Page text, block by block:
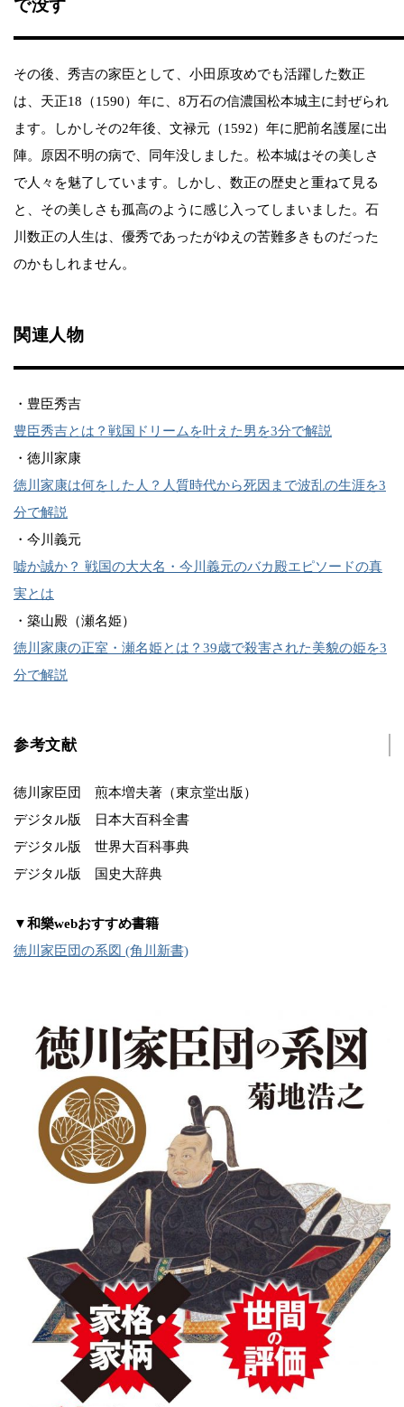
で没す
その後、秀吉の家臣として、小田原攻めでも活躍した数正
は、天正18（1590）年に、8万石の信濃国松本城主に封ぜられ
ます。しかしその2年後、文禄元（1592）年に肥前名護屋に出
陣。原因不明の病で、同年没しました。松本城はその美しさ
で人々を魅了しています。しかし、数正の歴史と重ねて見る
と、その美しさも孤高のように感じ入ってしまいました。石
川数正の人生は、優秀であったがゆえの苦難多きものだった
のかもしれません。
関連人物
・豊臣秀吉
豊臣秀吉とは？戦国ドリームを叶えた男を3分で解説
・徳川家康
徳川家康は何をした人？人質時代から死因まで波乱の生涯を3
分で解説
・今川義元
嘘か誠か？ 戦国の大大名・今川義元のバカ殿エピソードの真
実とは
・築山殿（瀬名姫）
徳川家康の正室・瀬名姫とは？39歳で殺害された美貌の姫を3
分で解説
参考文献
徳川家臣団 煎本増夫著（東京堂出版）
デジタル版 日本大百科全書
デジタル版 世界大百科事典
デジタル版 国史大辞典
▼和樂webおすすめ書籍
徳川家臣団の系図 (角川新書)